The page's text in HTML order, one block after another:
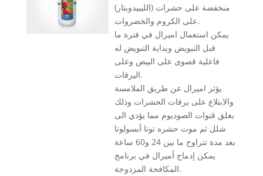
منخفضة على حشرات (الليبيدوبتار)
على الكروم والخضروات.
يمكن استعمال اميرال في فترة ما
قبل التبويض وبداية التبويض له
فاعلية قصوى على البيض وعلى
اليرقات.
يؤثر اميرال عن طريق الملامسة
والابتلاع على يرقات الحشرات وذلك
بغلق قنوات الصوديوم مما يؤدي الى
شلل ثم موت حشره توتا أبسولوتا
بعد مدة تتراوح ما بين 24 و60 ساعة
يمكن إدماج أميرال في برنامج
المكافحة المزدوجة.